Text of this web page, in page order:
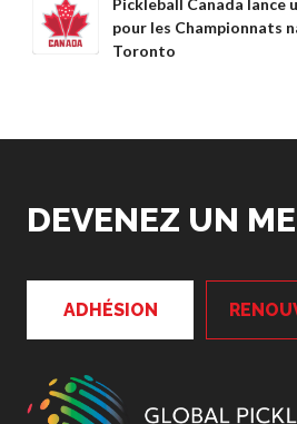
Programme
Questions
l’assurance
Ressources en
matière d’assurance
Pickleball Canada lance
pour les Championnats
Toronto
DEVENEZ UN
ADHÉSION